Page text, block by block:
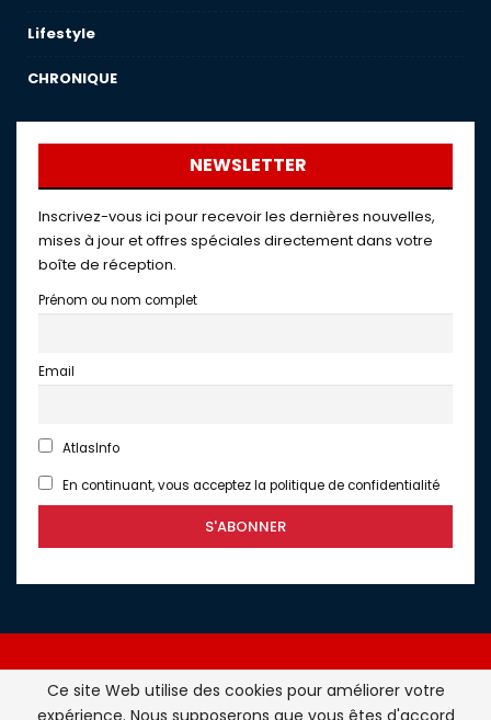
Lifestyle
CHRONIQUE
NEWSLETTER
Inscrivez-vous ici pour recevoir les dernières nouvelles,
mises à jour et offres spéciales directement dans votre
boîte de réception.
Prénom ou nom complet
Email
AtlasInfo
En continuant, vous acceptez la politique de confidentialité
Ce site Web utilise des cookies pour améliorer votre
expérience. Nous supposerons que vous êtes d'accord